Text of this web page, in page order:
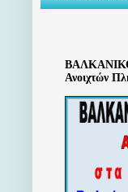
Ανοιχτών